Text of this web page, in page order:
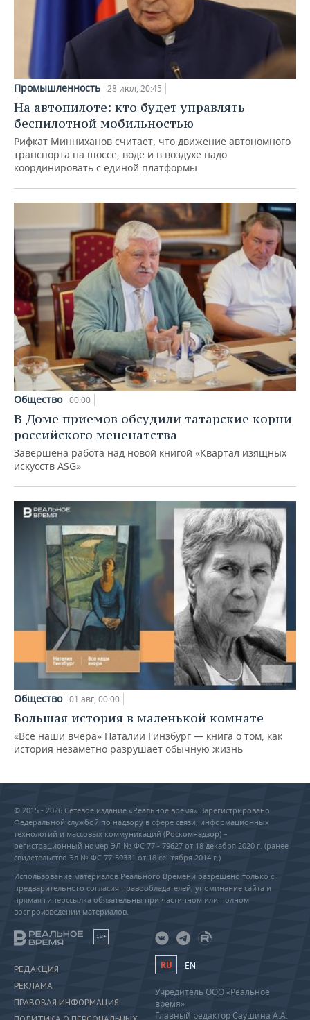
Промышленность 28 июл, 20:45
На автопилоте: кто будет управлять
беспилотной мобильностью
Рифкат Минниханов считает, что движение автономного
транспорта на шоссе, воде и в воздухе надо
координировать с единой платформы
Общество 00:00
В Доме приемов обсудили татарские корни
российского меценатства
Завершена работа над новой книгой «Квартал изящных
искусств ASG»
Общество 01 авг, 00:00
Большая история в маленькой комнате
«Все наши вчера» Наталии Гинзбург — книга о том, как
история незаметно разрушает обычную жизнь
© 2015 - 2026 Сетевое издание «Реальное время» Зарегистрировано
Федеральной службой по надзору в сфере связи, информационных
технологий и массовых коммуникаций (Роскомнадзор) –
регистрационный номер ЭЛ № ФС 77 - 79627 от 18 декабря 2020 г. (ранее
свидетельство Эл № ФС 77-59331 от 18 сентября 2014 г.)
Использование материалов Реального Времени разрешено только с
предварительного согласия правообладателей, упоминание сайта и
прямая гиперссылка обязательны при частичном или полном
воспроизведении материалов.
18+
РЕДАКЦИЯ
РЕКЛАМА
ПРАВОВАЯ ИНФОРМАЦИЯ
RU EN
Учредитель ООО «Реальное
время»
Главный редактор Саушина А.А.